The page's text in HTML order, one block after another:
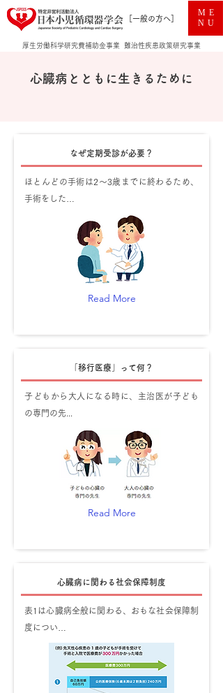
［一般の方へ］
ME
NU
厚生労働科学研究費補助金事業 難治性疾患政策研究事業
心臓病とともに生きるために
なぜ定期受診が必要？
ほとんどの手術は2〜3歳までに終わるため、
手術をした…
Read More
「移行医療」って何？
子どもから大人になる時に、主治医が子ども
の専門の先...
Read More
心臓病に関わる社会保障制度
表1は心臓病全般に関わる、おもな社会保障制
度につい…